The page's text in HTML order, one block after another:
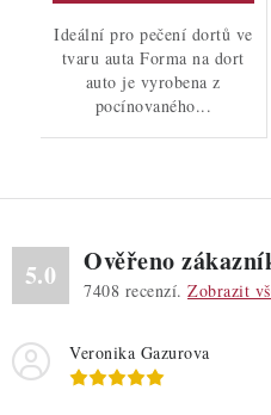
Ideální pro pečení dortů ve
tvaru auta Forma na dort
auto je vyrobena z
pocínovaného...
5.0 Ověřeno
7408 recenzí. Zobrazit
Veronika Gazurova